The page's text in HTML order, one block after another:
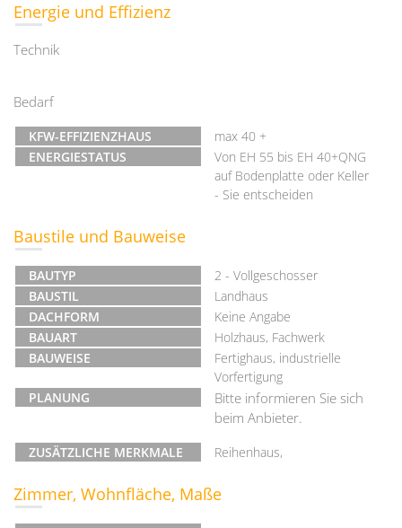
Energie und Effizienz
Technik
Bedarf
KFW-EFFIZIENZHAUS
max 40 +
ENERGIESTATUS
Von EH 55 bis EH 40+QNG
auf Bodenplatte oder Keller
- Sie entscheiden
Baustile und Bauweise
BAUTYP
2 - Vollgeschosser
BAUSTIL
Landhaus
DACHFORM
Keine Angabe
BAUART
Holzhaus, Fachwerk
BAUWEISE
Fertighaus, industrielle
Vorfertigung
PLANUNG
Bitte informieren Sie sich
beim Anbieter.
ZUSÄTZLICHE MERKMALE Reihenhaus,
Zimmer, Wohnfläche, Maße